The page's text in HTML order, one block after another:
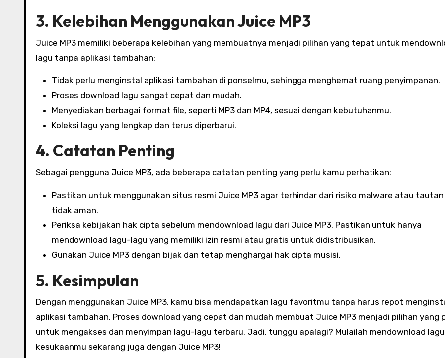
3. Kelebihan Menggunakan Juice MP3
Juice MP3 memiliki beberapa kelebihan yang membuatnya menjadi pilihan yang tepat untuk
lagu tanpa aplikasi tambahan:
Tidak perlu menginstal aplikasi tambahan di ponselmu, sehingga menghemat ruang penyimpanan.
Proses download lagu sangat cepat dan mudah.
Menyediakan berbagai format file, seperti MP3 dan MP4, sesuai dengan kebutuhanmu.
Koleksi lagu yang lengkap dan terus diperbarui.
4. Catatan Penting
Sebagai pengguna Juice MP3, ada beberapa catatan penting yang perlu kamu perhatikan:
Pastikan untuk menggunakan situs resmi Juice MP3 agar terhindar dari risiko malware atau tautan
tidak aman.
Periksa kebijakan hak cipta sebelum mendownload lagu dari Juice MP3. Pastikan untuk hanya
mendownload lagu-lagu yang memiliki izin resmi atau gratis untuk didistribusikan.
Gunakan Juice MP3 dengan bijak dan tetap menghargai hak cipta musisi.
5. Kesimpulan
Dengan menggunakan Juice MP3, kamu bisa mendapatkan lagu favoritmu tanpa harus repot
aplikasi tambahan. Proses download yang cepat dan mudah membuat Juice MP3 menjadi pilihan yang
untuk mengakses dan menyimpan lagu-lagu terbaru. Jadi, tunggu apalagi? Mulailah mendownload lagu
kesukaanmu sekarang juga dengan Juice MP3!